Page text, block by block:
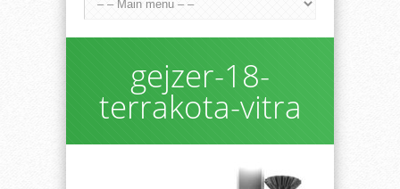
gejzer-18-
terrakota-vitra